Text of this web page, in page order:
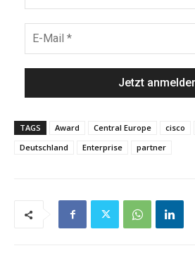
TAGS Award Central Europe cisco
Deutschland
Enterprise partner